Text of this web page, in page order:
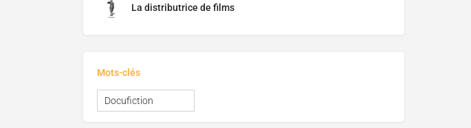
La distributrice de films
Mots-clés
Docufiction